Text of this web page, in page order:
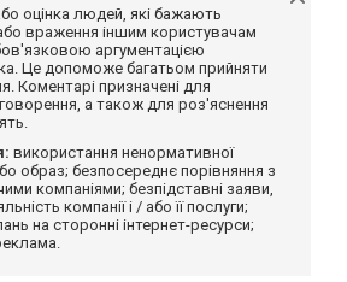
оцінка людей, які бажають
враження іншим користувачам
аргументацією
Це допоможе багатьом прийняти
Коментарі призначені для
а також для роз'яснення
використання ненормативної
образ; безпосереднє порівняння з
компаніями; безпідставні заяви,
компанії і / або її послуги;
на сторонні інтернет-ресурси;